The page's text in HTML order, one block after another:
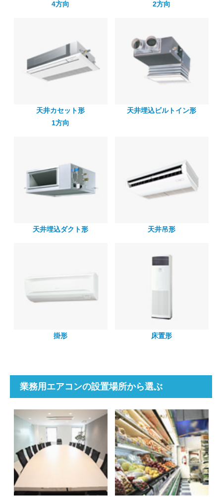
4方向 2方向
天井カセット形
1方向
天井埋込ビルトイン形
天井埋込ダクト形 天井吊形
掛形 床置形
業務用エアコンの設置場所から選ぶ